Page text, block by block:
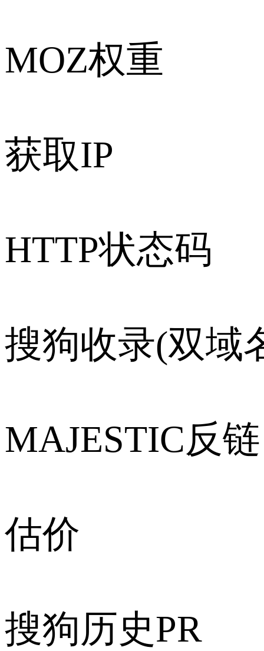
MOZ权重
获取IP
HTTP状态码
搜狗收录(双域
MAJESTIC反链
估价
搜狗历史PR